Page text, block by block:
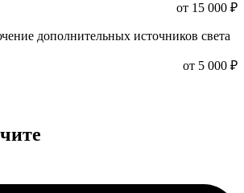
от 15 000 ₽
дополнительных источников света
от 5 000 ₽